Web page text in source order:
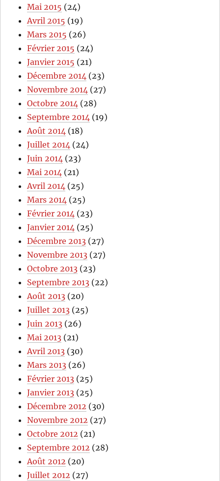
Mai 2015 (24)
Avril 2015 (19)
Mars 2015 (26)
Février 2015 (24)
Janvier 2015 (21)
Décembre 2014 (23)
Novembre 2014 (27)
Octobre 2014 (28)
Septembre 2014 (19)
Août 2014 (18)
Juillet 2014 (24)
Juin 2014 (23)
Mai 2014 (21)
Avril 2014 (25)
Mars 2014 (25)
Février 2014 (23)
Janvier 2014 (25)
Décembre 2013 (27)
Novembre 2013 (27)
Octobre 2013 (23)
Septembre 2013 (22)
Août 2013 (20)
Juillet 2013 (25)
Juin 2013 (26)
Mai 2013 (21)
Avril 2013 (30)
Mars 2013 (26)
Février 2013 (25)
Janvier 2013 (25)
Décembre 2012 (30)
Novembre 2012 (27)
Octobre 2012 (21)
Septembre 2012 (28)
Août 2012 (20)
Juillet 2012 (27)